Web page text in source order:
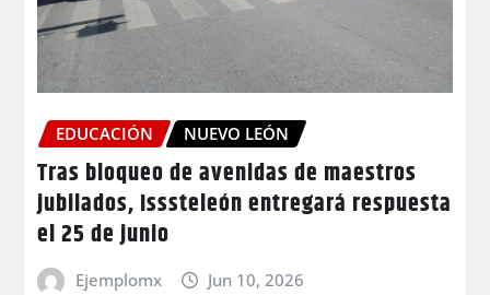
EDUCACIÓN NUEVO LEÓN
Tras bloqueo de avenidas de maestros
jubilados, Isssteleón entregará respuesta
el 25 de junio
Ejemplomx Jun 10, 2026